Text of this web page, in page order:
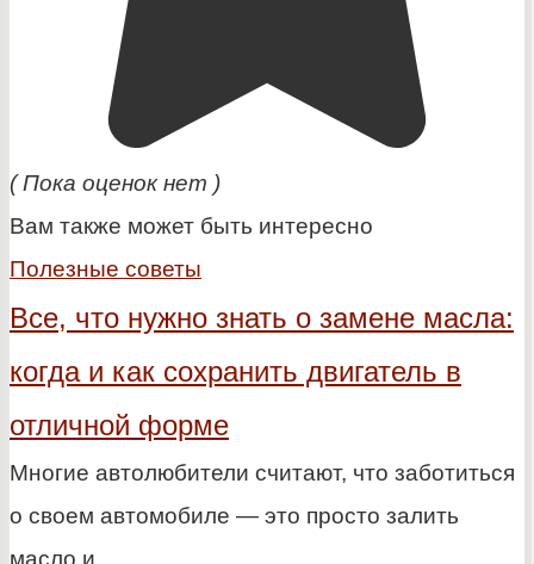
( Пока оценок нет )
Вам также может быть интересно
Полезные советы
Все, что нужно знать о замене масла:
когда и как сохранить двигатель в
отличной форме
Многие автолюбители считают, что заботиться
о своем автомобиле — это просто залить